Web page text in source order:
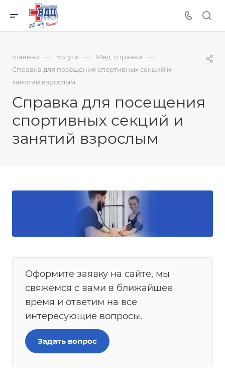
Главная — Услуги — Мед. справки —
Справка для посещения спортивных секций и
занятий взрослым
Справка для посещения
спортивных секций и
занятий взрослым
Оформите заявку на сайте, мы
свяжемся с вами в ближайшее
время и ответим на все
интересующие вопросы.
Задать вопрос